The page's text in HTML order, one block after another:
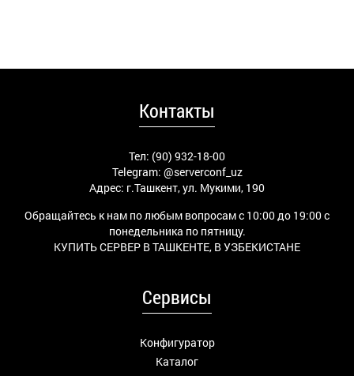
Контакты
Тел: (90) 932-18-00
Telegram: @serverconf_uz
Адрес: г.Ташкент, ул. Мукими, 190
Обращайтесь к нам по любым вопросам с 10:00 до 19:00 с
понедельника по пятницу.
КУПИТЬ СЕРВЕР В ТАШКЕНТЕ, В УЗБЕКИСТАНЕ
Сервисы
Конфигуратор
Каталог